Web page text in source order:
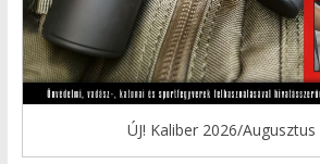
ÚJ! Kaliber 2026/Augusztus